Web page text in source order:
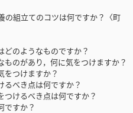
組立てのコツは何ですか？〈町
ようなものですか？
があり，何に気をつけますか？
つけますか？
き点は何ですか？
るべき点は何ですか？
すか？